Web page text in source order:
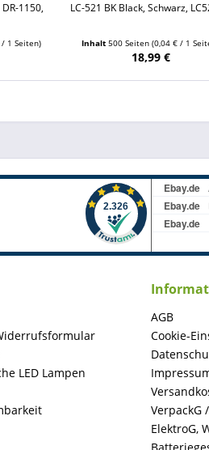
1150,
/ 1 Seiten)
LC-521 BK Black, Schwarz,
Inhalt500 Seiten(0,04 € / 1
18,99 €
LED Lampen
AGB
Cookie-
VerpackG
ElektroG,